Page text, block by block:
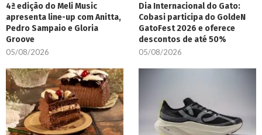
4ª edição do Meli Music
apresenta line-up com Anitta,
Pedro Sampaio e Gloria
Groove
05/08/2026
Dia Internacional do Gato:
Cobasi participa do GoldeN
GatoFest 2026 e oferece
descontos de até 50%
05/08/2026